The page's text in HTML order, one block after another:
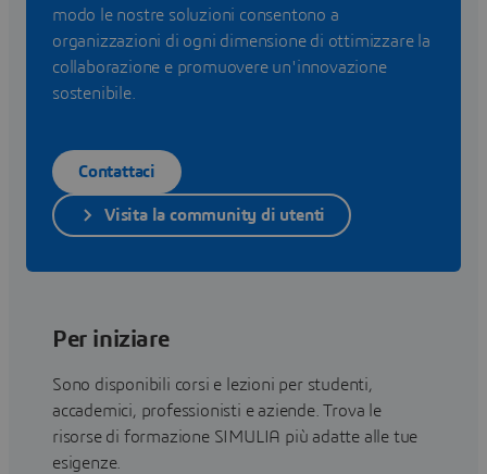
modo le nostre soluzioni consentono a
organizzazioni di ogni dimensione di ottimizzare la
collaborazione e promuovere un'innovazione
sostenibile.
Contattaci
Visita la community di utenti
Per iniziare
Sono disponibili corsi e lezioni per studenti,
accademici, professionisti e aziende. Trova le
risorse di formazione SIMULIA più adatte alle tue
esigenze.